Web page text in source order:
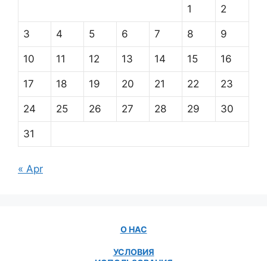
1 2
3 4 5 6 7 8 9
10 11 12 13 14 15 16
17 18 19 20 21 22 23
24 25 26 27 28 29 30
31
« Apr
О НАС
УСЛОВИЯ